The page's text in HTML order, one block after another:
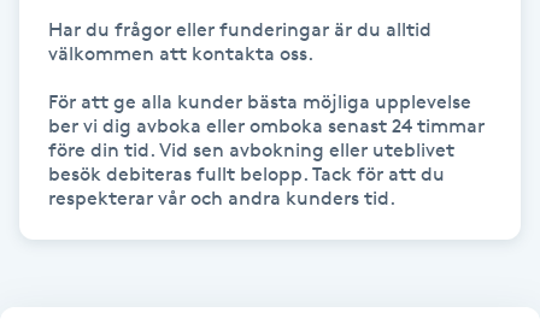
Personal shopper
Personlig tränare
Picolaser
Har du frågor eller funderingar är du alltid
välkommen att kontakta oss.
För att ge alla kunder bästa möjliga upplevelse
ber vi dig avboka eller omboka senast 24 timmar
före din tid. Vid sen avbokning eller uteblivet
besök debiteras fullt belopp. Tack för att du
respekterar vår och andra kunders tid.